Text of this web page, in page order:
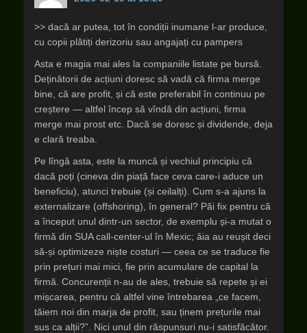
>> dacă ar putea, tot în condiții inumane l-ar produce,
cu copii plătiți derizoriu sau angajați cu pampers
Asta e magia mai ales la companiile listate pe bursă.
Deținătorii de acțiuni doresc să vadă că firma merge
bine, că are profit, și că este preferabil în continuu pe
creștere — altfel încep să vîndă din acțiuni, firma
merge mai prost etc. Dacă se doresc și dividende, deja
e clară treaba.
Pe lîngă asta, este la muncă și vechiul principiu că
dacă poți (cineva din piață face ceva care-i aduce un
beneficiu), atunci trebuie (și ceilalți). Cum s-a ajuns la
externalizare (offshoring), în general? Păi fix pentru că
a început unul dintr-un sector, de exemplu și-a mutat o
firmă din SUA call-center-ul în Mexic; ăia au reușit deci
să-și optimizeze niște costuri — ceea ce se traduce fie
prin prețuri mai mici, fie prin acumulare de capital la
firmă. Concurenții n-au de ales, trebuie să repete și ei
mișcarea, pentru că altfel vine întrebarea „ce facem,
tăiem noi din marja de profit, sau ținem prețurile mai
sus ca alții?”. Nici unul din răspunsuri nu-i satisfăcător.